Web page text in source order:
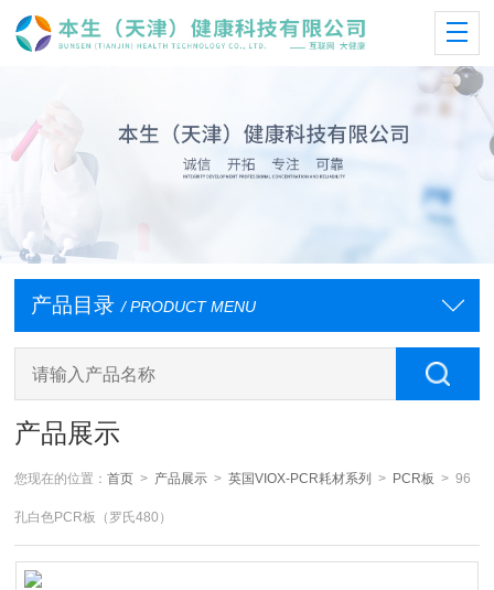
产品目录 / PRODUCT MENU
产品展示
您现在的位置：首页 > 产品展示 >英国VIOX-PCR耗材系列 > PCR板 > 96
孔白色PCR板（罗氏480）